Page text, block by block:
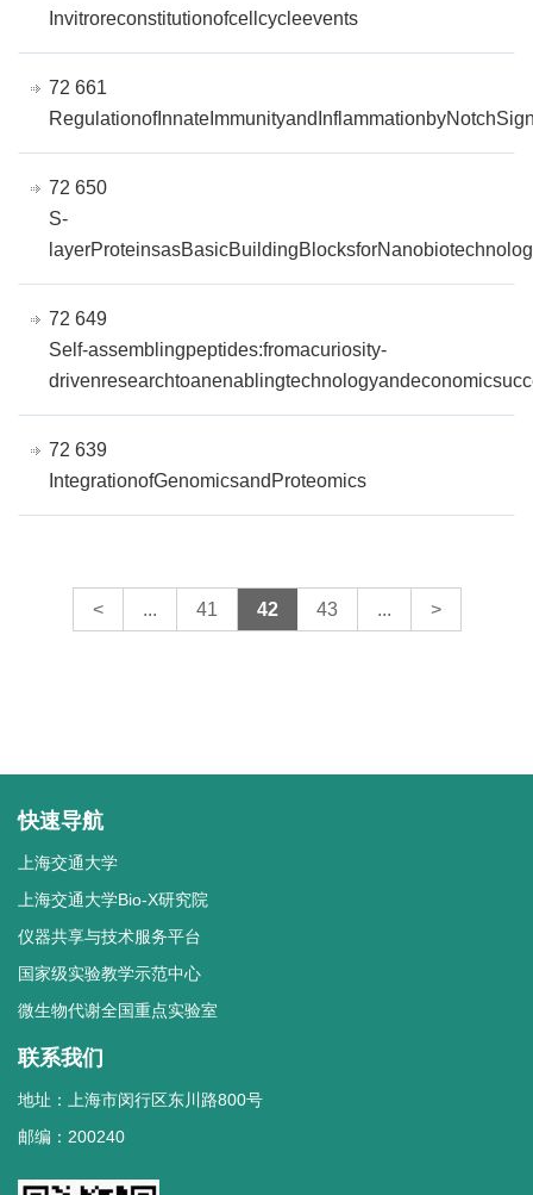
Invitroreconstitutionofcellcycleevents
72 661
72 650
S-
72 649
Self-assemblingpeptides:fromacuriosity-
72 639
IntegrationofGenomicsandProteomics
< ... 41 42 43 ... >
快速导航
上海交通大学
上海交通大学Bio-X研究院
仪器共享与技术服务平台
国家级实验教学示范中心
微生物代谢全国重点实验室
联系我们
地址：上海市闵行区东川路800号
邮编：200240